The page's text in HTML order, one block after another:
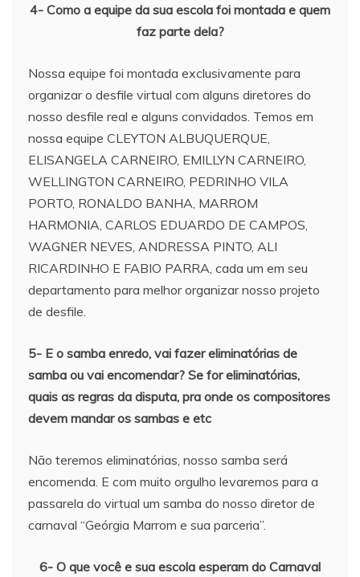
4- Como a equipe da sua escola foi montada e quem
faz parte dela?
Nossa equipe foi montada exclusivamente para
organizar o desfile virtual com alguns diretores do
nosso desfile real e alguns convidados. Temos em
nossa equipe CLEYTON ALBUQUERQUE,
ELISANGELA CARNEIRO, EMILLYN CARNEIRO,
WELLINGTON CARNEIRO, PEDRINHO VILA
PORTO, RONALDO BANHA, MARROM
HARMONIA, CARLOS EDUARDO DE CAMPOS,
WAGNER NEVES, ANDRESSA PINTO, ALI
RICARDINHO E FABIO PARRA, cada um em seu
departamento para melhor organizar nosso projeto
de desfile.
5- E o samba enredo, vai fazer eliminatórias de
samba ou vai encomendar? Se for eliminatórias,
quais as regras da disputa, pra onde os compositores
devem mandar os sambas e etc
Não teremos eliminatórias, nosso samba será
encomenda. E com muito orgulho levaremos para a
passarela do virtual um samba do nosso diretor de
carnaval “Geórgia Marrom e sua parceria”.
6- O que você e sua escola esperam do Carnaval